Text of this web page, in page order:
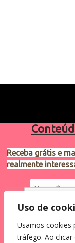
Receba grátis e
realmente
Eu
como
Uso de
Usamos cookies
tráfego. Ao clicar